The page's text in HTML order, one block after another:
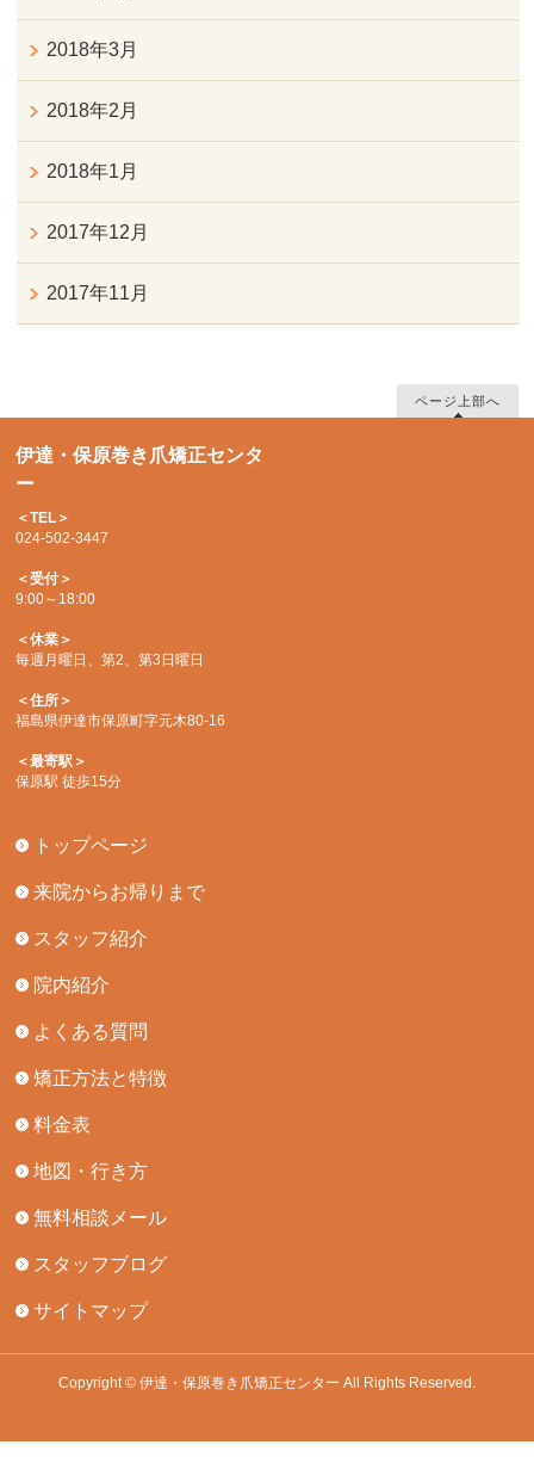
2018年3月
2018年2月
2018年1月
2017年12月
2017年11月
ページ上部へ
伊達・保原巻き爪矯正センタ
ー
＜TEL＞
024-502-3447
＜受付＞
9:00～18:00
＜休業＞
毎週月曜日、第2、第3日曜日
＜住所＞
福島県伊達市保原町字元木80-16
＜最寄駅＞
保原駅 徒歩15分
トップページ
来院からお帰りまで
スタッフ紹介
院内紹介
よくある質問
矯正方法と特徴
料金表
地図・行き方
無料相談メール
スタッフブログ
サイトマップ
Copyright © 伊達・保原巻き爪矯正センター All Rights Reserved.